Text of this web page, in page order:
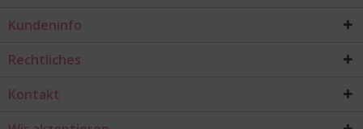
Kundeninfo
Rechtliches
Kontakt